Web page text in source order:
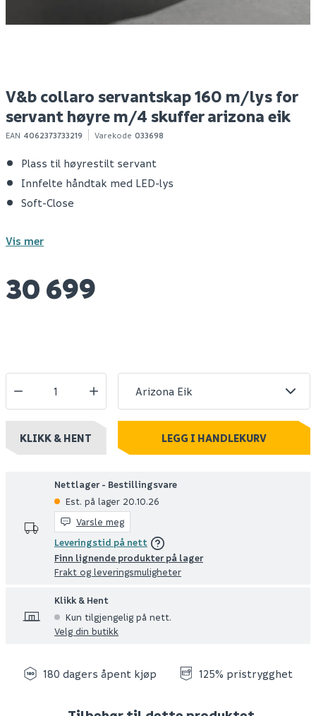
10+ stk
100+ stk
V&b collaro servantskap 160 m/lys for
servant høyre m/4 skuffer arizona eik
EAN 4062373733219 Varekode 033698
Plass til høyrestilt servant
Innfelte håndtak med LED-lys
Soft-Close
Vis mer
30 699
KLIKK & HENT LEGG I HANDLEKURV
Nettlager - Bestillingsvare
Est. på lager 20.10.26
Varsle meg
Leveringstid på nett
Finn lignende produkter på lager
Frakt og leveringsmuligheter
Klikk & Hent
Kun tilgjengelig på nett.
Velg din butikk
180 dagers åpent kjøp 125% pristrygghet